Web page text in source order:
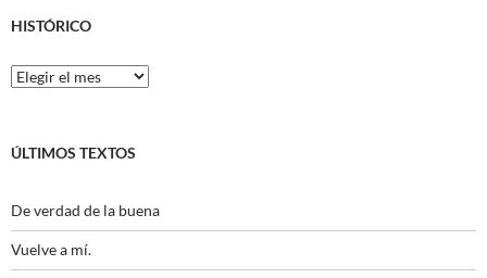
HISTÓRICO
Histórico
ÚLTIMOS TEXTOS
De verdad de la buena
Vuelve a mí.